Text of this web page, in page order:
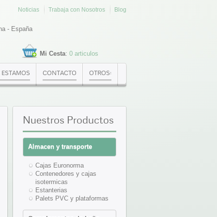
Noticias Trabaja con Nosotros Blog
- España
Mi Cesta: 0 articulos
CONTACTO OTROS:
Nuestros Productos
Almacen y transporte
Cajas Euronorma
Contenedores y cajas
isotermicas
Estanterias
Palets PVC y plataformas